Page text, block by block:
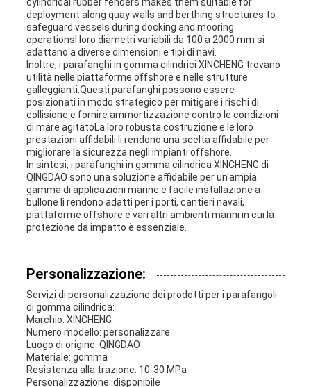
cylindrical rubber fenders makes them suitable for
deployment along quay walls and berthing structures to
safeguard vessels during docking and mooring
operationsI loro diametri variabili da 100 a 2000 mm si
adattano a diverse dimensioni e tipi di navi.
Inoltre, i parafanghi in gomma cilindrici XINCHENG trovano
utilità nelle piattaforme offshore e nelle strutture
galleggianti.Questi parafanghi possono essere
posizionati in modo strategico per mitigare i rischi di
collisione e fornire ammortizzazione contro le condizioni
di mare agitatoLa loro robusta costruzione e le loro
prestazioni affidabili li rendono una scelta affidabile per
migliorare la sicurezza negli impianti offshore.
In sintesi, i parafanghi in gomma cilindrica XINCHENG di
QINGDAO sono una soluzione affidabile per un'ampia
gamma di applicazioni marine.e facile installazione a
bullone li rendono adatti per i porti, cantieri navali,
piattaforme offshore e vari altri ambienti marini in cui la
protezione da impatto è essenziale.
Personalizzazione:
Servizi di personalizzazione dei prodotti per i parafangoli
di gomma cilindrica:
Marchio: XINCHENG
Numero modello: personalizzare
Luogo di origine: QINGDAO
Materiale: gomma
Resistenza alla trazione: 10-30 MPa
Personalizzazione: disponibile